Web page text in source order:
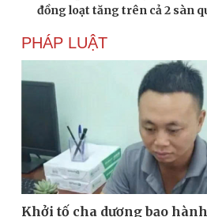
đồng loạt tăng trên cả 2 sàn
PHÁP LUẬT
Khởi tố cha dượng bạo